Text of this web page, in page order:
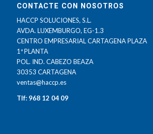
CONTACTE CON NOSOTROS
HACCP SOLUCIONES, S.L.
AVDA. LUXEMBURGO, EG-1.3
CENTRO EMPRESARIAL CARTAGENA PLAZA
1ª PLANTA
POL. IND. CABEZO BEAZA
30353 CARTAGENA
ventas@haccp.es
Tlf: 968 12 04 09